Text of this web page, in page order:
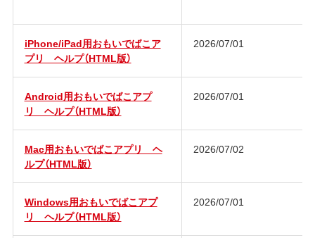
iPhone/iPad用おもいでばこア
プリ ヘルプ（HTML版）
2026/07/01
Android用おもいでばこアプ
リ ヘルプ（HTML版）
2026/07/01
Mac用おもいでばこアプリ ヘ
ルプ（HTML版）
2026/07/02
Windows用おもいでばこアプ
リ ヘルプ（HTML版）
2026/07/01